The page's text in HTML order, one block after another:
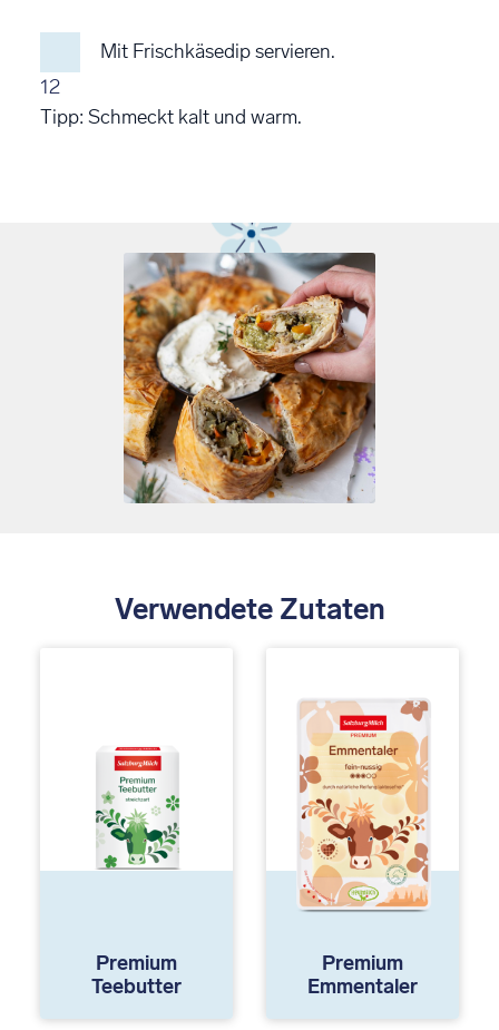
12
Mit Frischkäsedip servieren.
Tipp: Schmeckt kalt und warm.
Verwendete Zutaten
Premium
Teebutter
Premium
Emmentaler